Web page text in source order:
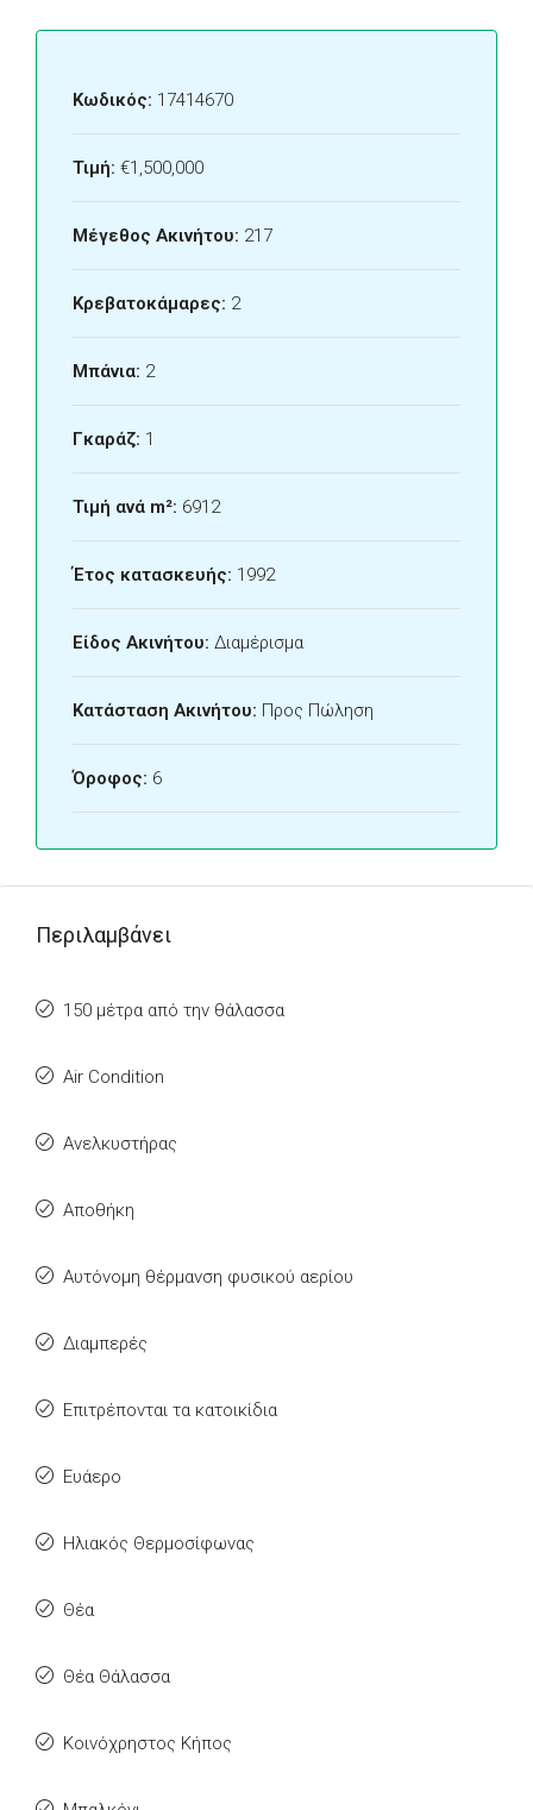
Κωδικός: 17414670
Τιμή: €1,500,000
Μέγεθος Ακινήτου: 217
Κρεβατοκάμαρες: 2
Μπάνια: 2
Γκαράζ: 1
Τιμή ανά m²: 6912
Έτος κατασκευής: 1992
Είδος Ακινήτου: Διαμέρισμα
Κατάσταση Ακινήτου: Προς Πώληση
Όροφος: 6
Περιλαμβάνει
150 μέτρα από την θάλασσα
Air Condition
Ανελκυστήρας
Αποθήκη
Αυτόνομη θέρμανση φυσικού αερίου
Διαμπερές
Επιτρέπονται τα κατοικίδια
Ευάερο
Ηλιακός Θερμοσίφωνας
Θέα
Θέα Θάλασσα
Κοινόχρηστος Κήπος